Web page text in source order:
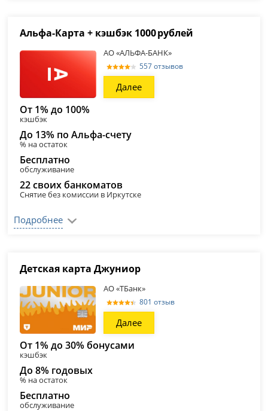
Альфа‑Карта + кэшбэк 1000 рублей
АО «АЛЬФА-БАНК»
557 отзывов
Далее
От 1% до 100%
кэшбэк
До 13% по Альфа-счету
% на остаток
Бесплатно
обслуживание
22 своих банкоматов
Снятие без комиссии в Иркутске
Подробнее
Детская карта Джуниор
АО «ТБанк»
801 отзыв
Далее
От 1% до 30% бонусами
кэшбэк
До 8% годовых
% на остаток
Бесплатно
обслуживание